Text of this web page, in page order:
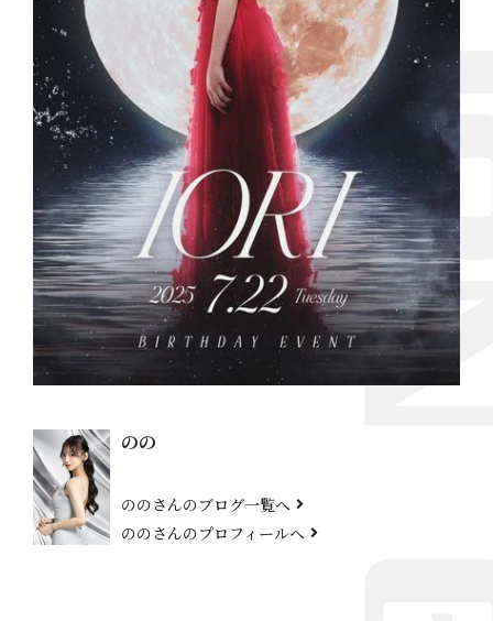
のの
ののさんのブログ一覧へ
ののさんのプロフィールへ